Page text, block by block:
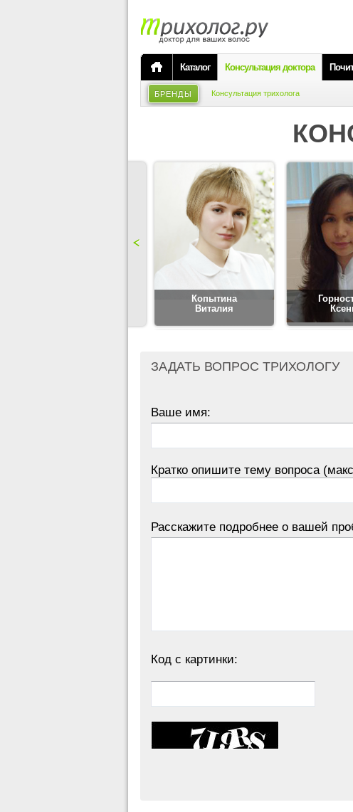
Каталог Консультация доктора
БРЕНДЫ Консультация трихолога
Копытина
Виталия
ЗАДАТЬ ВОПРОС ТРИХОЛОГУ
Ваше имя:
Кратко опишите тему вопроса
Расскажите подробнее о вашей
Код с картинки: